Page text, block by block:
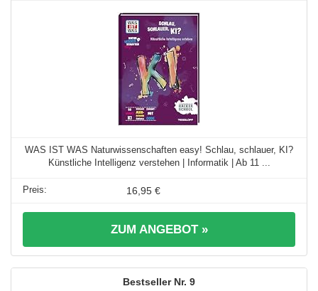
WAS IST WAS Naturwissenschaften easy! Schlau, schlauer, KI?
Künstliche Intelligenz verstehen | Informatik | Ab 11 ...
16,95 €
ZUM ANGEBOT »
9